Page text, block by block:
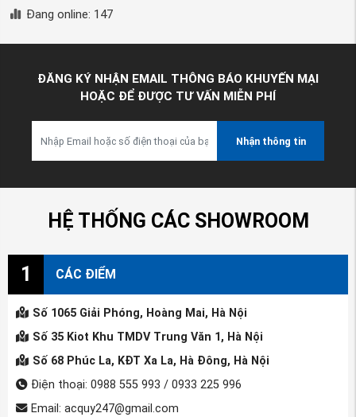
Đang online: 147
ĐĂNG KÝ NHẬN EMAIL THÔNG BÁO KHUYẾN MẠI
HOẶC ĐỂ ĐƯỢC TƯ VẤN MIỄN PHÍ
Nhận thông tin
HỆ THỐNG CÁC SHOWROOM
1 CÁC ĐIỂM
Số 1065 Giải Phóng, Hoàng Mai, Hà Nội
Số 35 Kiot Khu TMDV Trung Văn 1, Hà Nội
Số 68 Phúc La, KĐT Xa La, Hà Đông, Hà Nội
Điện thoại: 0988 555 993 / 0933 225 996
Email: acquy247@gmail.com